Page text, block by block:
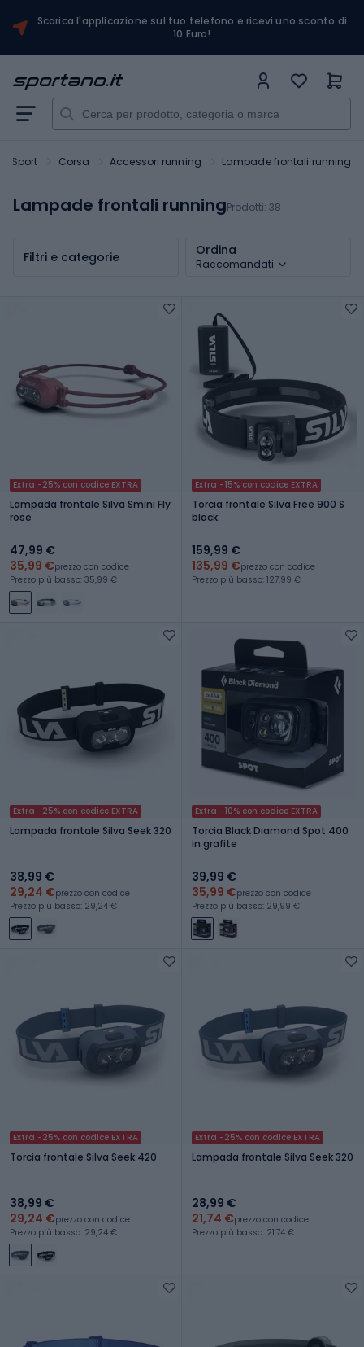
Scarica l'applicazione sul tuo telefono e ricevi uno sconto di
10 Euro!
Sport Corsa Accessori running Lampade frontali running
Lampade frontali runningProdotti: 38
Filtri e categorie Ordina
Raccomandati
Extra -25% con codice EXTRA
Lampada frontale Silva Smini Fly
rose
47,99 €
35,99 €prezzo con codice
Prezzo più basso: 35,99 €
Extra -15% con codice EXTRA
Torcia frontale Silva Free 900 S
black
159,99 €
135,99 €prezzo con codice
Prezzo più basso: 127,99 €
Extra -25% con codice EXTRA
Lampada frontale Silva Seek 320
38,99 €
29,24 €prezzo con codice
Prezzo più basso: 29,24 €
Extra -10% con codice EXTRA
Torcia Black Diamond Spot 400
in grafite
39,99 €
35,99 €prezzo con codice
Prezzo più basso: 29,99 €
Extra -25% con codice EXTRA
Torcia frontale Silva Seek 420
38,99 €
29,24 €prezzo con codice
Prezzo più basso: 29,24 €
Extra -25% con codice EXTRA
Lampada frontale Silva Seek 320
28,99 €
21,74 €prezzo con codice
Prezzo più basso: 21,74 €